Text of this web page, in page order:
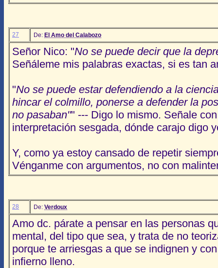
27 De: El Amo del Calabozo
Señor Nico: "No se puede decir que la
Señáleme mis palabras exactas, si es tan
"No se puede estar defendiendo a la
hincar el colmillo, ponerse a defender la
no pasaban"" --- Digo lo mismo. Señale
interpretación sesgada, dónde carajo digo
Y, como ya estoy cansado de repetir
Vénganme con argumentos, no con
28 De: Verdoux
Amo dc. párate a pensar en las personas
mental, del tipo que sea, y trata de no
porque te arriesgas a que se indignen y
infierno lleno.